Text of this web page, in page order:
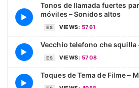
▶
Tonos de llamada fuertes
móviles – Sonidos altos
ES VIEWS: 5761
▶
Vecchio telefono che squilla
ES VIEWS: 5708
▶
Toques de Tema de Filme –